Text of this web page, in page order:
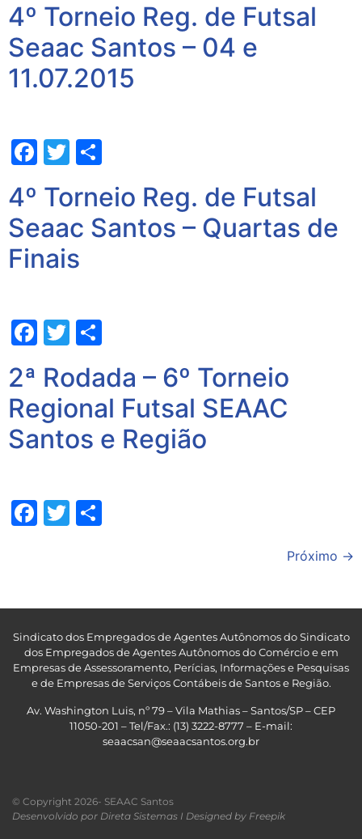
4º Torneio Reg. de Futsal
Seaac Santos – 04 e
11.07.2015
Facebook
Twitter
4º Torneio Reg. de Futsal
Seaac Santos – Quartas de
Finais
Facebook
Twitter
2ª Rodada – 6º Torneio
Regional Futsal SEAAC
Santos e Região
Facebook
Twitter
Próximo →
Sindicato dos Empregados de Agentes Autônomos do Sindicato
dos Empregados de Agentes Autônomos do Comércio e em
Empresas de Assessoramento, Perícias, Informações e Pesquisas
e de Empresas de Serviços Contábeis de Santos e Região.
Av. Washington Luis, nº 79 – Vila Mathias – Santos/SP – CEP
11050-201 – Tel/Fax.: (13) 3222-8777 – E-mail:
seaacsan@seaacsantos.org.br
© Copyright 2026- SEAAC Santos
Desenvolvido por Direta Sistemas I Designed by Freepik